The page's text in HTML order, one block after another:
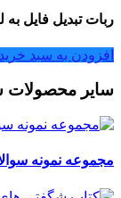
ربات تبدیل فایل به
افزودن به سبد
سایر
مجموعه نمونه